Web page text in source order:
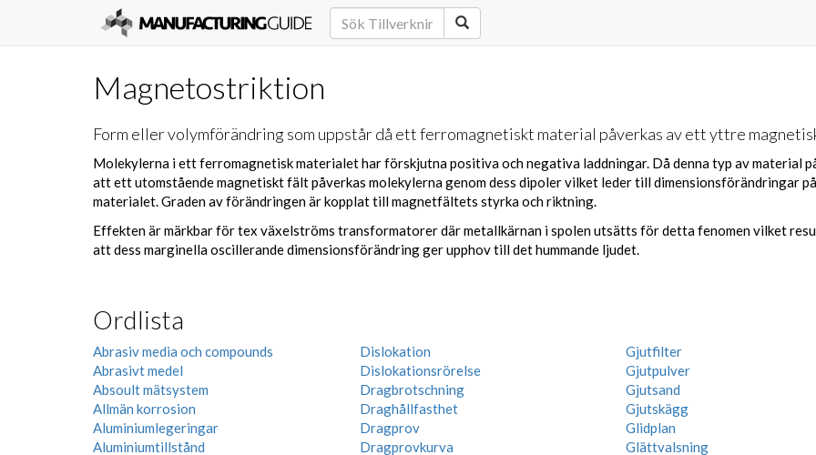
Magnetostriktion
Form eller volymförändring som uppstår då ett ferromagnetiskt material påverkas av ett yttre
Molekylerna i ett ferromagnetisk materialet har förskjutna positiva och negativa laddningar. Då denna typ av material
att ett utomstående magnetiskt fält påverkas molekylerna genom dess dipoler vilket leder till dimensionsförändringar
materialet. Graden av förändringen är kopplat till magnetfältets styrka och riktning.
Effekten är märkbar för tex växelströms transformatorer där metallkärnan i spolen utsätts för detta fenomen vilket
att dess marginella oscillerande dimensionsförändring ger upphov till det hummande ljudet.
Ordlista
Abrasiv media och compounds
Abrasivt medel
Absoult mätsystem
Allmän korrosion
Aluminiumlegeringar
Aluminiumtillstånd
Dislokation
Dislokationsrörelse
Dragbrotschning
Draghållfasthet
Dragprov
Dragprovkurva
Gjutfilter
Gjutpulver
Gjutsand
Gjutskägg
Glidplan
Glättvalsning